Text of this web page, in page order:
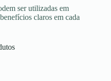
ser utilizadas em
claros em cada